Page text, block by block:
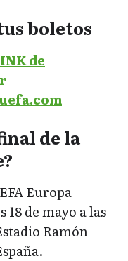
boletos
de
de la
Europa
de mayo a las
Ramón